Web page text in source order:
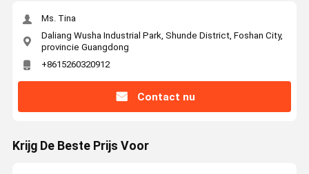
Ms. Tina
Daliang Wusha Industrial Park, Shunde District, Foshan City,
provincie Guangdong
+8615260320912
Contact nu
Krijg De Beste Prijs Voor